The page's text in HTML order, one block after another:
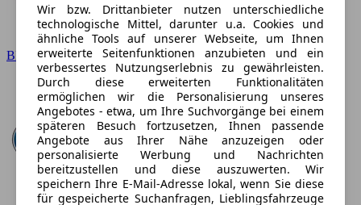
BMW
Wir bzw. Drittanbieter nutzen unterschiedliche
technologische Mittel, darunter u.a. Cookies und
ähnliche Tools auf unserer Webseite, um Ihnen
erweiterte Seitenfunktionen anzubieten und ein
verbessertes Nutzungserlebnis zu gewährleisten.
Durch diese erweiterten Funktionalitäten
ermöglichen wir die Personalisierung unseres
Angebotes - etwa, um Ihre Suchvorgänge bei einem
späteren Besuch fortzusetzen, Ihnen passende
Angebote aus Ihrer Nähe anzuzeigen oder
personalisierte Werbung und Nachrichten
bereitzustellen und diese auszuwerten. Wir
speichern Ihre E-Mail-Adresse lokal, wenn Sie diese
für gespeicherte Suchanfragen, Lieblingsfahrzeuge